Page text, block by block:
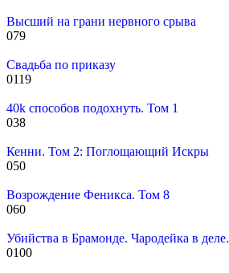
Высший на грани нервного срыва
079
Свадьба по приказу
0119
40k способов подохнуть. Том 1
038
Кенни. Том 2: Поглощающий Искры
050
Возрождение Феникса. Том 8
060
Убийства в Брамонде. Чародейка в деле.
0100